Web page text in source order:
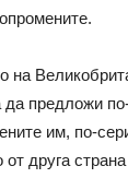
на
да предложи
им, по-
от друга